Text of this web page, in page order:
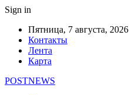
Sign in
Пятница, 7 августа, 2026
Контакты
Лента
Карта
POSTNEWS